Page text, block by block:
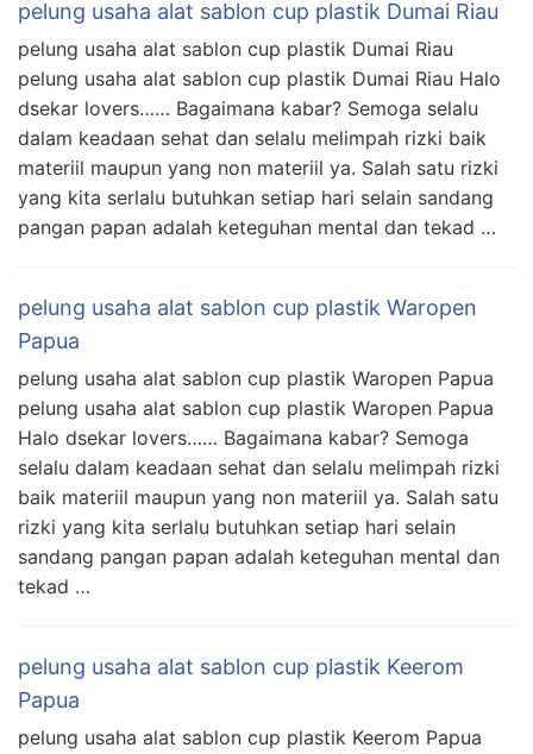
pelung usaha alat sablon cup plastik Dumai Riau
pelung usaha alat sablon cup plastik Dumai Riau
pelung usaha alat sablon cup plastik Dumai Riau Halo
dsekar lovers…… Bagaimana kabar? Semoga selalu
dalam keadaan sehat dan selalu melimpah rizki baik
materiil maupun yang non materiil ya. Salah satu rizki
yang kita serlalu butuhkan setiap hari selain sandang
pangan papan adalah keteguhan mental dan tekad …
pelung usaha alat sablon cup plastik Waropen
Papua
pelung usaha alat sablon cup plastik Waropen Papua
pelung usaha alat sablon cup plastik Waropen Papua
Halo dsekar lovers…… Bagaimana kabar? Semoga
selalu dalam keadaan sehat dan selalu melimpah rizki
baik materiil maupun yang non materiil ya. Salah satu
rizki yang kita serlalu butuhkan setiap hari selain
sandang pangan papan adalah keteguhan mental dan
tekad …
pelung usaha alat sablon cup plastik Keerom
Papua
pelung usaha alat sablon cup plastik Keerom Papua